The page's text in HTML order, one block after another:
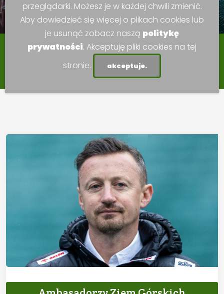
Koalicja Marek Ziem Górskich
ul. Rynek 2, 34-300 Żywiec |
(33) 475 42 51 |
A+
przeglądarki. Możesz je w każdej chwili zmienić.
Aby dowiedzieć się więcej o plikach cookies lub
je usunąć zobacz naszą politykę
prywatności. Akceptuję pliki cookies na tej
stronie.
akceptuje.